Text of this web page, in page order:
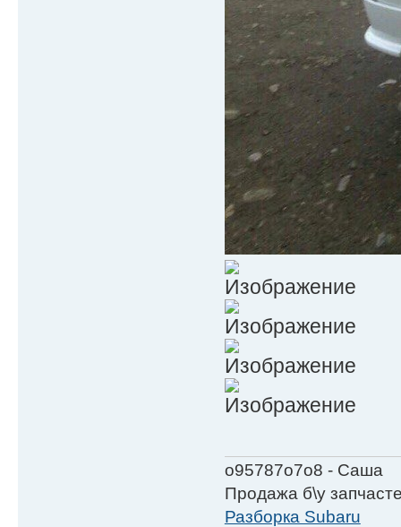
о95787о7о8 - Саша
Продажа б\у
Разборка Subaru